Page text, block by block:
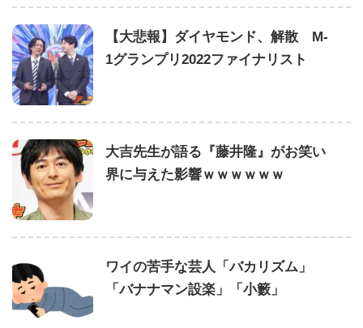
【大悲報】ダイヤモンド、解散 M-
1グランプリ2022ファイナリスト
大吉先生が語る『藤井隆』がお笑い
界に与えた影響ｗｗｗｗｗｗ
ワイの苦手な芸人「バカリズム」
「バナナマン設楽」「小籔」